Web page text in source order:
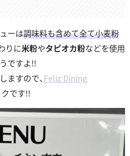
ーは調味料も含めて全て小麦粉
りに米粉やタピオカ粉などを使用
ですよ!!
ますので、 Feliz Dining
です!!